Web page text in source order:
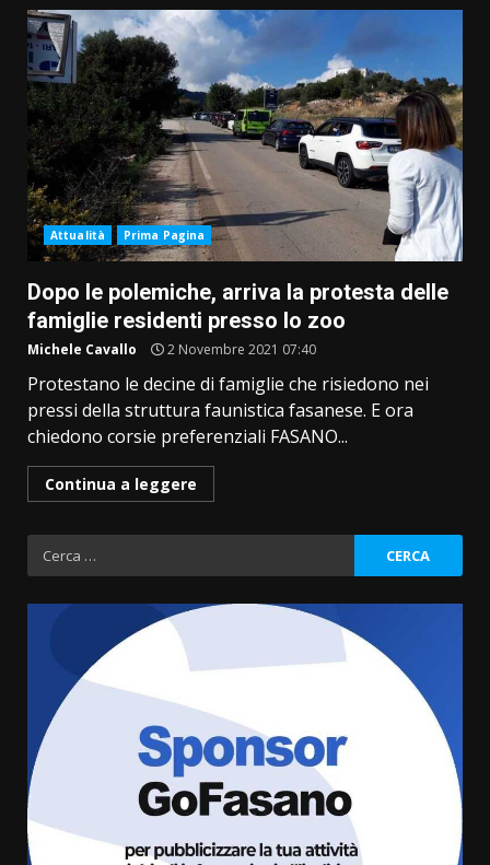
Attualità Prima Pagina
Dopo le polemiche, arriva la protesta delle
famiglie residenti presso lo zoo
Michele Cavallo 2 Novembre 2021 07:40
Protestano le decine di famiglie che risiedono nei
pressi della struttura faunistica fasanese. E ora
chiedono corsie preferenziali FASANO...
Continua a leggere
Ricerca
per:
Politiche Giovanili e Mobilità
Sostenibile: premiati gli studenti
universitari del bando “La strada
giusta”